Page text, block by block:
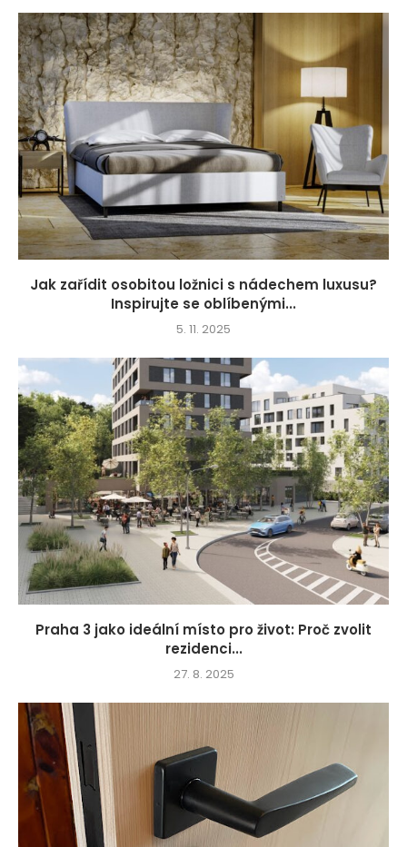
Jak zařídit osobitou ložnici s nádechem luxusu?
Inspirujte se oblíbenými...
5. 11. 2025
Praha 3 jako ideální místo pro život: Proč zvolit
rezidenci...
27. 8. 2025